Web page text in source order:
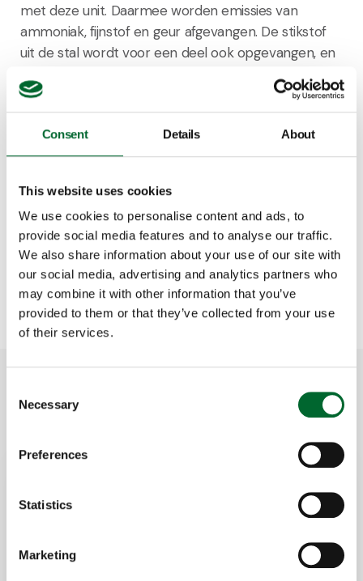
Consent Details About
This website uses cookies
We use cookies to personalise content and ads, to
provide social media features and to analyse our traffic.
We also share information about your use of our site with
our social media, advertising and analytics partners who
may combine it with other information that you’ve
provided to them or that they’ve collected from your use
of their services.
Selection
Necessary
Preferences
Statistics
Marketing
met deze unit. Daarmee worden emissies van
ammoniak, fijnstof en geur afgevangen. De stikstof
uit de stal wordt voor een deel ook opgevangen, en
gemaakt. Hiermee dragen we bij aan circulaire
landbouw.